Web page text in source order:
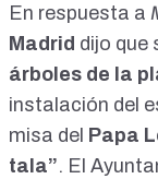
En respuesta a
Madrid dijo que
árboles de la
instalación del
misa del Papa
tala”. El